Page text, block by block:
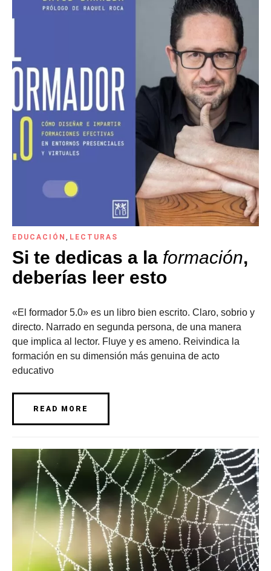
EDUCACIÓN , LECTURAS
Si te dedicas a la formación,
deberías leer esto
«El formador 5.0» es un libro bien escrito. Claro, sobrio y
directo. Narrado en segunda persona, de una manera
que implica al lector. Fluye y es ameno. Reivindica la
formación en su dimensión más genuina de acto
educativo
READ MORE